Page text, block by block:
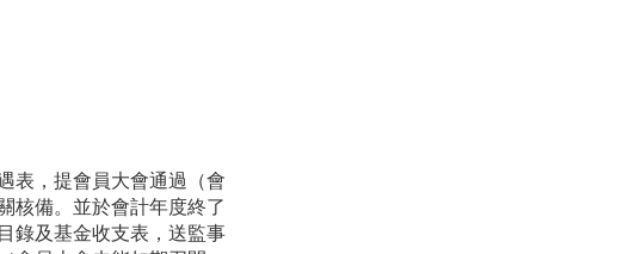
表，提會員大會通過（會
核備。並於會計年度終了
錄及基金收支表，送監事